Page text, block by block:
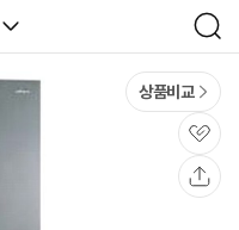
검
색
상품비교
관
심